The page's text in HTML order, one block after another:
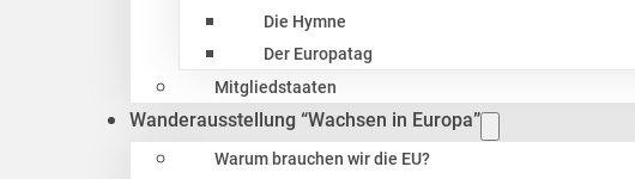
Die Hymne
Der Europatag
Mitgliedstaaten
Wanderausstellung “Wachsen in Europa”
Warum brauchen wir die EU?